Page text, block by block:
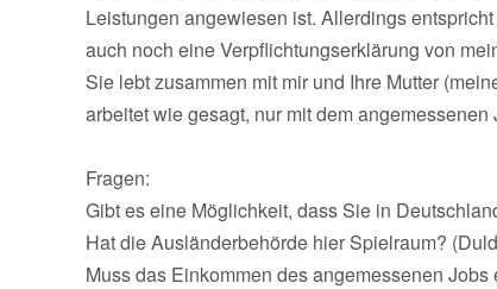
Leistungen angewiesen ist. Allerdings
auch noch eine Verpflichtungserklärung von
Sie lebt zusammen mit mir und Ihre Mutter
arbeitet wie gesagt, nur mit dem
Fragen:
Gibt es eine Möglichkeit, dass Sie in
Hat die Ausländerbehörde hier Spielraum?
Muss das Einkommen des angemessenen